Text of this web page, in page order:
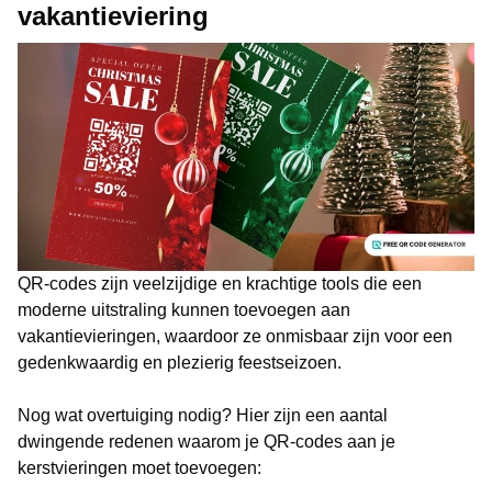
vakantieviering
QR-codes zijn veelzijdige en krachtige tools die een
moderne uitstraling kunnen toevoegen aan
vakantievieringen, waardoor ze onmisbaar zijn voor een
gedenkwaardig en plezierig feestseizoen.
Nog wat overtuiging nodig? Hier zijn een aantal
dwingende redenen waarom je QR-codes aan je
kerstvieringen moet toevoegen: